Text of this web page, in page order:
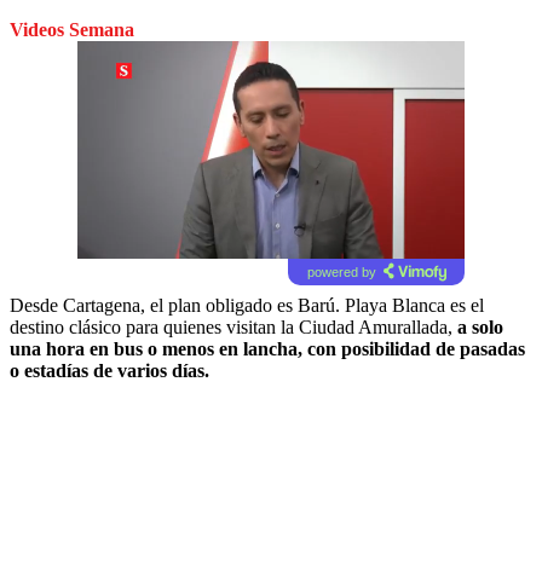
Videos Semana
powered by
Desde Cartagena, el plan obligado es Barú. Playa Blanca es el
destino clásico para quienes visitan la Ciudad Amurallada, a solo
una hora en bus o menos en lancha, con posibilidad de pasadas
o estadías de varios días.